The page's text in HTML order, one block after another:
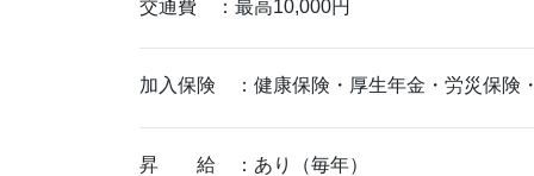
交通費 ：最高10,000円
加入保険 ：健康保険・厚生年金・労災保険
昇 給 ：あり（毎年）